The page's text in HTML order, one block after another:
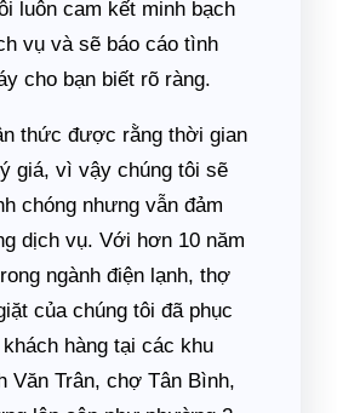
luôn cam kết minh bạch
vụ và sẽ báo cáo tình
cho bạn biết rõ ràng.
thức được rằng thời gian
giá, vì vậy chúng tôi sẽ
chóng nhưng vẫn đảm
dịch vụ. Với hơn 10 năm
ngành điện lạnh, thợ
của chúng tôi đã phục
hàng tại các khu
Văn Trân, chợ Tân Bình,